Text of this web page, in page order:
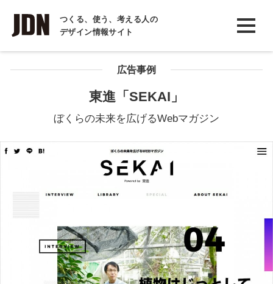
つくる、使う、考える人の
デザイン情報サイト
INTERVIEW
インタビュー
REPORT
COLUMN
広告事例
東進「SEKAI」
ぼくらの未来を広げるWebマガジン